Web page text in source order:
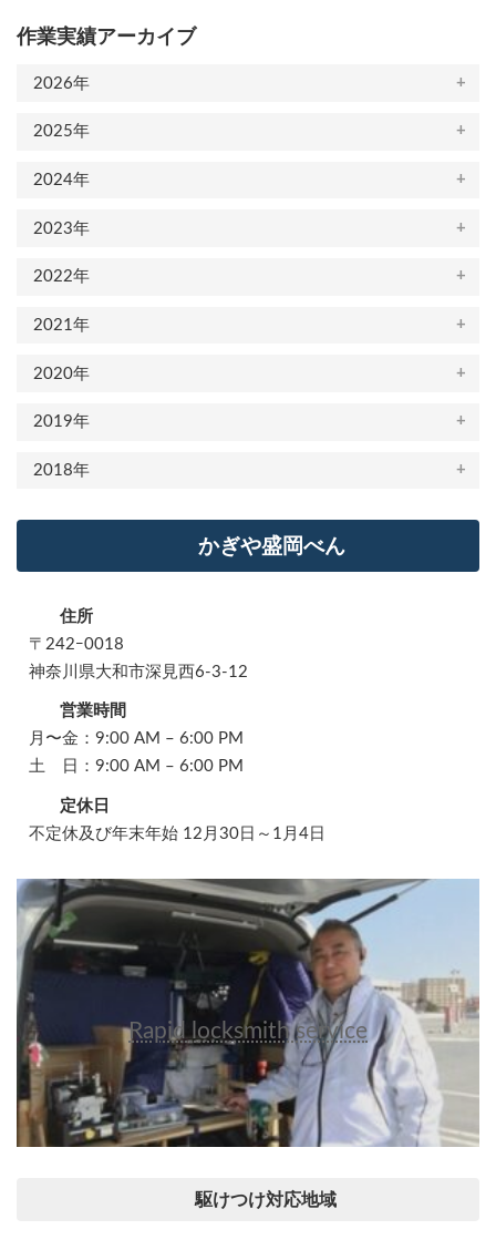
作業実績アーカイブ
2026年
2025年
2024年
2023年
2022年
2021年
2020年
2019年
2018年
かぎや盛岡べん
住所
〒242ｰ0018
神奈川県大和市深見西6-3-12
営業時間
月〜金：9:00 AM – 6:00 PM
土 日：9:00 AM – 6:00 PM
定休日
不定休及び年末年始 12月30日～1月4日
Rapid locksmith service
駆けつけ対応地域